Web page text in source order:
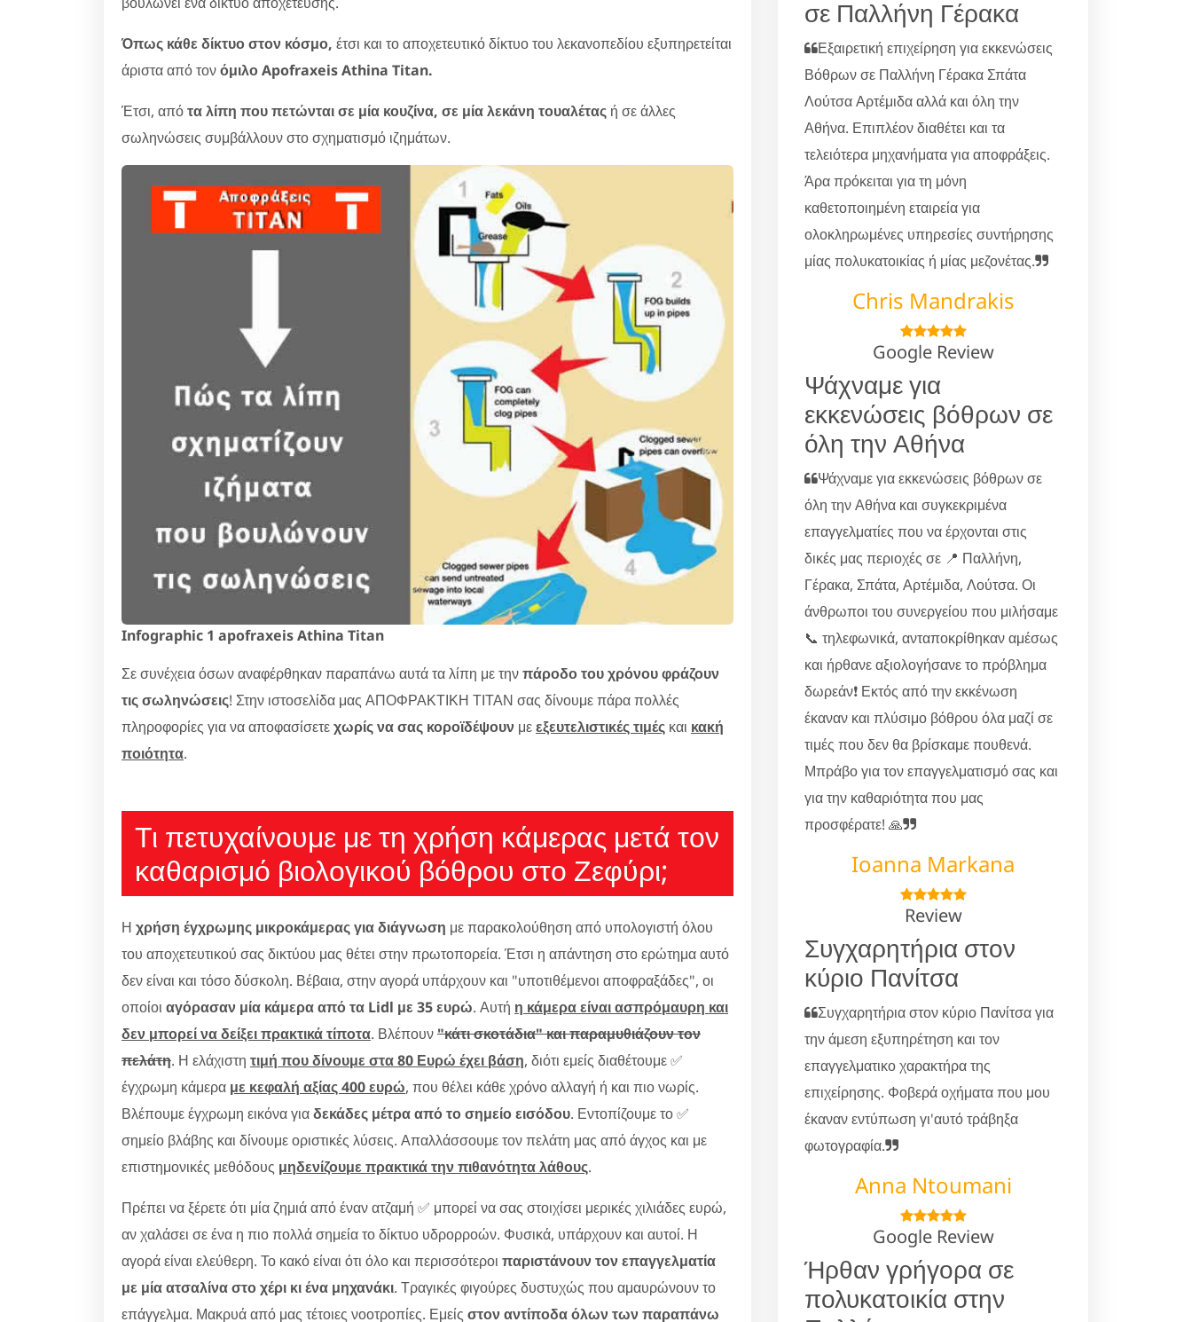
Όπως κάθε δίκτυο στον κόσμο, έτσι και το αποχετευτικό δίκτυο του λεκανοπεδίου εξυπηρετείται
άριστα από τονόμιλο Apofraxeis Athina Titan.
Έτσι, απότα λίπη που πετώνται σε μία κουζίνα, σε μία λεκάνη τουαλέτας ή σε άλλες
σωληνώσεις συμβάλλουν στο σχηματισμό ιζημάτων.
Infographic 1 apofraxeis Athina Titan
Σε συνέχεια όσων αναφέρθηκαν παραπάνω αυτά τα λίπη με τηνπάροδο του χρόνου φράζουν
τις σωληνώσεις! Στην ιστοσελίδα μας ΑΠΟΦΡΑΚΤΙΚΗ ΤΙΤΑΝ σας δίνουμε πάρα πολλές
πληροφορίες για να αποφασίσετεχωρίς να σας κοροϊδέψουν μεεξευτελιστικές τιμές και κακή
ποιότητα.
Τι πετυχαίνουμε με τη χρήση κάμερας μετά τον
καθαρισμό βιολογικού βόθρου στο Ζεφύρι;
Η χρήση έγχρωμης μικροκάμερας για διάγνωση με παρακολούθηση από υπολογιστή όλου
του αποχετευτικού σας δικτύου μας θέτει στην πρωτοπορεία. Έτσι η απάντηση στο ερώτημα αυτό
δεν είναι και τόσο δύσκολη. Βέβαια, στην αγορά υπάρχουν και "υποτιθέμενοι αποφραξάδες", οι
οποίοι αγόρασαν μία κάμερα από τα Lidl με 35 ευρώ. Αυτή η κάμερα είναι ασπρόμαυρη και
δεν μπορεί να δείξει πρακτικά τίποτα. Βλέπουν"κάτι σκοτάδια" και παραμυθιάζουν τον
πελάτη. Η ελάχιστη τιμή που δίνουμε στα 80 Ευρώ έχει βάση, διότι εμείς διαθέτουμε ✅
έγχρωμη κάμερα με κεφαλή αξίας 400 ευρώ, που θέλει κάθε χρόνο αλλαγή ή και πιο νωρίς.
Βλέπουμε έγχρωμη εικόνα γιαδεκάδες μέτρα από το σημείο εισόδου. Εντοπίζουμε το ✅
σημείο βλάβης και δίνουμε οριστικές λύσεις. Απαλλάσσουμε τον πελάτη μας από άγχος και με
επιστημονικές μεθόδους μηδενίζουμε πρακτικά την πιθανότητα λάθους.
Πρέπει να ξέρετε ότι μία ζημιά από έναν ατζαμή ✅ μπορεί να σας στοιχίσει μερικές χιλιάδες ευρώ,
αν χαλάσει σε ένα η πιο πολλά σημεία το δίκτυο υδρορροών. Φυσικά, υπάρχουν και αυτοί. Η
αγορά είναι ελεύθερη. Το κακό είναι ότι όλο και περισσότεροι παριστάνουν τον επαγγελματία
με μία ατσαλίνα στο χέρι κι ένα μηχανάκι. Τραγικές φιγούρες δυστυχώς που αμαυρώνουν το
επάγγελμα. Μακρυά από μας τέτοιες νοοτροπίες. Εμείς στον αντίποδα όλων των παραπάνω
σε Παλλήνη Γέρακα
Εξαιρετική επιχείρηση για εκκενώσεις
Βόθρων σε Παλλήνη Γέρακα Σπάτα
Λούτσα Αρτέμιδα αλλά και όλη την
Αθήνα. Επιπλέον διαθέτει και τα
τελειότερα μηχανήματα για αποφράξεις.
Άρα πρόκειται για τη μόνη
καθετοποιημένη εταιρεία για
ολοκληρωμένες υπηρεσίες συντήρησης
μίας πολυκατοικίας ή μίας μεζονέτας.
Chris Mandrakis
Google Review
Ψάχναμε για
εκκενώσεις βόθρων σε
όλη την Αθήνα
Ψάχναμε για εκκενώσεις βόθρων σε
όλη την Αθήνα και συγκεκριμένα
επαγγελματίες που να έρχονται στις
δικές μας περιοχές σε 📍 Παλλήνη,
Γέρακα, Σπάτα, Αρτέμιδα, Λούτσα. Οι
άνθρωποι του συνεργείου που μιλήσαμε
📞 τηλεφωνικά, ανταποκρίθηκαν αμέσως
και ήρθανε αξιολογήσανε το πρόβλημα
δωρεάν❗ Εκτός από την εκκένωση
έκαναν και πλύσιμο βόθρου όλα μαζί σε
τιμές που δεν θα βρίσκαμε πουθενά.
Μπράβο για τον επαγγελματισμό σας και
για την καθαριότητα που μας
προσφέρατε! 🙏
Ioanna Markana
Review
Συγχαρητήρια στον
κύριο Πανίτσα
Συγχαρητήρια στον κύριο Πανίτσα για
την άμεση εξυπηρέτηση και τον
επαγγελματικο χαρακτήρα της
επιχείρησης. Φοβερά οχήματα που μου
έκαναν εντύπωση γι'αυτό τράβηξα
φωτογραφία.
Anna Ntoumani
Google Review
Ήρθαν γρήγορα σε
πολυκατοικία στην